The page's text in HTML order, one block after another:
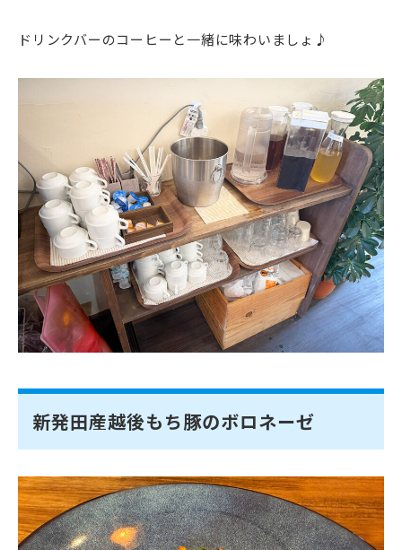
ドリンクバーのコーヒーと一緒に味わいましょ♪
新発田産越後もち豚のボロネーゼ